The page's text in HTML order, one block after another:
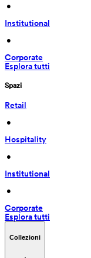
•
Institutional
•
Corporate
Esplora tutti
Spazi
Retail
•
Hospitality
•
Institutional
•
Corporate
Esplora tutti
Collezioni